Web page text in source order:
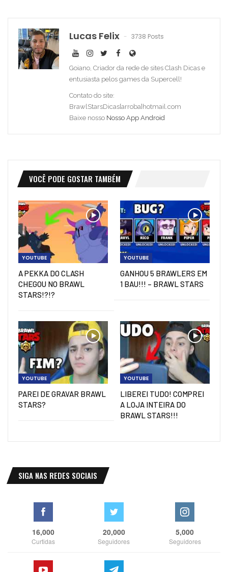
Lucas Felix 3738 Posts
Goiano, Criador da rede de sites Clash Dicas e
entusiasta pelos games da Supercell!
Contato do site:
BrawlStarsDicas[arroba]hotmail.com
Baixe nosso Nosso App Android
VOCÊ PODE GOSTAR TAMBÉM
YOUTUBE
A PEKKA DO CLASH
CHEGOU NO BRAWL
STARS!?!?
YOUTUBE
GANHOU 5 BRAWLERS EM
1 BAU!!! – BRAWL STARS
YOUTUBE
PAREI DE GRAVAR BRAWL
STARS?
YOUTUBE
LIBEREI TUDO! COMPREI
A LOJA INTEIRA DO
BRAWL STARS!!!
SIGA NAS REDES SOCIAIS
16,000
Curtidas
20,000
Seguidores
5,000
Seguidores